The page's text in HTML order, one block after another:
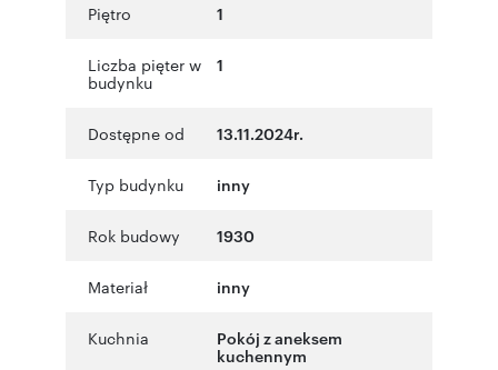
Piętro 1
Liczba pięter w
budynku
1
Dostępne od 13.11.2024r.
Typ budynku inny
Rok budowy 1930
Materiał inny
Kuchnia
Pokój z aneksem
kuchennym